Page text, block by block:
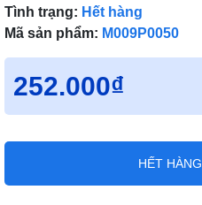
Tình trạng: Hết hàng
Mã sản phẩm: M009P0050
252.000₫
HẾT HÀNG